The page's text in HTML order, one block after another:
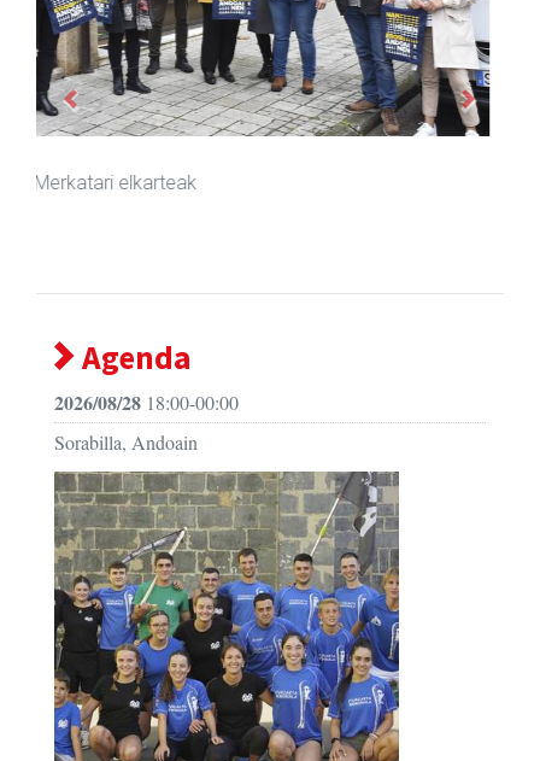
Andoain - Fisioterapia
Previous Next
Agenda
2026/08/28 18:00-00:00
Sorabilla, Andoain